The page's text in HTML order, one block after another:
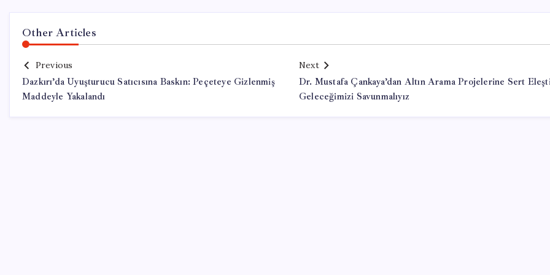
Other Articles
Previous
Dazkırı’da Uyuşturucu Satıcısına Baskın: Peçeteye Gizlenmiş
Maddeyle Yakalandı
Next
Dr. Mustafa Çankaya’dan Altın Arama Projelerine Sert
Geleceğimizi Savunmalıyız